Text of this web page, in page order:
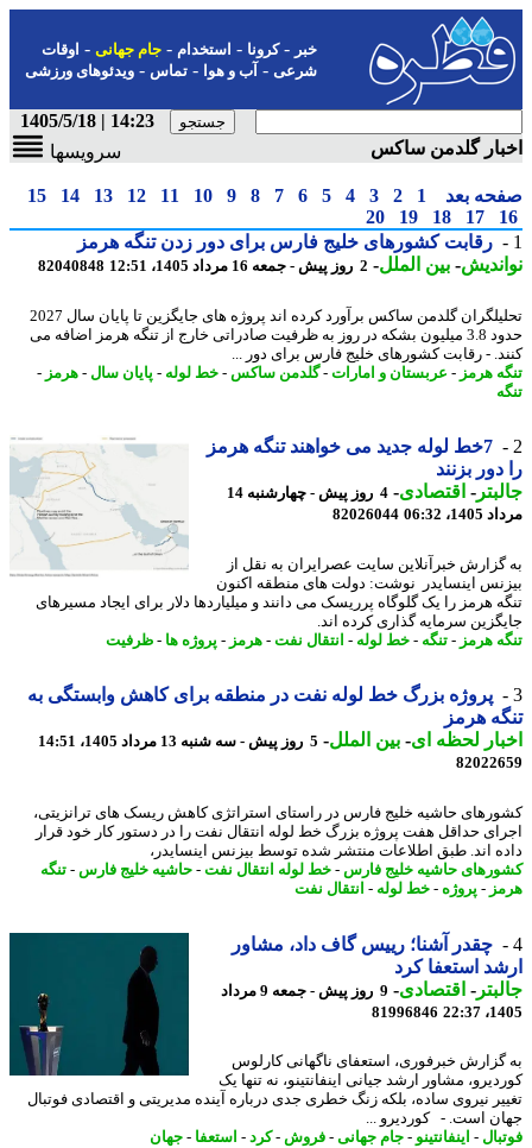
-کرونا-استخدام- جام جهانی-اوقات
شرعی-آب و هوا-تماس-ویدئوهای ورزشی
14:23 | 1405/5/18
گلدمن ساکس
سرویسها
بعد 1
2
3
4
5
6
7
8
9
10
11
12
13
14
15
17
18
19
20
رقابت کشورهای خلیج فارس برای دور زدن تنگه هرمز
-بین الملل-2 روز پیش - جمعه 16 مرداد 1405، 12:51 82040848
تحلیلگران گلدمن ساکس برآورد کرده اند پروژه های جایگزین تا پایان سال 2027
حدود 3.8 میلیون بشکه در روز به ظرفیت صادراتی خارج از تنگه هرمز اضافه می
- رقابت کشورهای خلیج فارس برای دور ...
هرمز- عربستان و امارات- گلدمن ساکس-خط لوله -پایان سال -هرمز-
7خط لوله جدید می خواهند تنگه هرمز
بزنند
-اقتصادی-
4 روز پیش - چهارشنبه 14
06:32
82026044
خبرآنلاین سایت عصرایران به نقل از
اینسایدر نوشت: دولت های منطقه اکنون
هرمز را یک گلوگاه پرریسک می دانند و میلیاردها دلار برای ایجاد مسیرهای
سرمایه گذاری کرده اند.
هرمز- تنگه -خط لوله -انتقال نفت -هرمز- پروژه ها - ظرفیت
پروژه بزرگ خط لوله نفت در منطقه برای کاهش وابستگی به
هرمز
لحظه ای- بین الملل-5 روز پیش - سه شنبه 13 مرداد 1405، 14:51
حاشیه خلیج فارس در راستای استراتژی کاهش ریسک های ترانزیتی،
حداقل هفت پروژه بزرگ خط لوله انتقال نفت را در دستور کار خود قرار
اند. طبق اطلاعات منتشر شده توسط بیزنس اینسایدر،
حاشیه خلیج فارس-خط لوله انتقال نفت -حاشیه خلیج فارس-تنگه
- پروژه-خط لوله -انتقال نفت
چقدر آشنا؛ رییس گاف داد، مشاور
استعفا کرد
-اقتصادی-
9 روز پیش - جمعه 9 مرداد
81996846
خبرفوری، استعفای ناگهانی کارلوس
مشاور ارشد جیانی اینفانتینو، نه تنها یک
نیروی ساده، بلکه زنگ خطری جدی درباره آینده مدیریتی و اقتصادی فوتبال
است. - کوردیرو ...
-اینفانتینو-جام جهانی-فروش -کرد-استعفا-جهان